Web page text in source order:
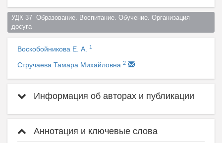
УДК 37  Образование. Воспитание. Обучение. Организация
досуга
Воскобойникова Е. А. 1
Стручаева Тамара Михайловна 2
Информация об авторах и публикации
Аннотация и ключевые слова